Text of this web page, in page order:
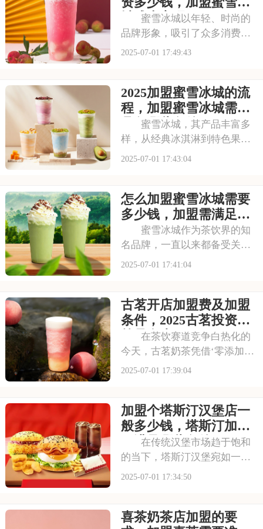
城成本高吗
蜜雪冰城以年轻、时尚的
品牌形象，吸引了众多消费者
的目光。其成熟的运营模式和
冰城需要投入多少费用呢？以
下是开一家蜜雪冰城需要投资
多少钱，加盟蜜雪冰
2025-07-01 17:49:43
2025加盟蜜雪冰城的流
程，加盟蜜雪冰城需要
具备哪些条件
蜜雪冰城，其产品丰富多
样，从经典冰淇淋到特色果
茶，满足不同消费者口味。门
力和市场潜力，让众多投资者
心动不已，那么加盟蜜雪冰城
需要多少费用呢？以下
2025-07-01 17:43:04
怎么加盟蜜雪冰城需要
多少钱，加盟需满足哪
些条件
蜜雪冰城作为茶饮界的知
名品牌，一直以来都备受关
注。它以丰富的产品线和高性
班族，都是蜜雪冰城的忠实粉
丝。那么，加盟蜜雪冰城的费
用究竟是多少呢？下面
2025-07-01 17:41:04
古茗开店加盟费及加盟
条件，2025古茗投资预
算是多少
在茶饮赛道竞争白热化的
今天，古茗奶茶凭借‘零添加、
低糖健康’的差异化定位，深受
要多少钱？下面就来看看古茗
开店加盟费及加盟条件，2025
古茗投资预
2025-07-01 17:39:04
加盟个塔斯汀汉堡店一
般多少钱，塔斯汀加盟
要满足哪些条件
在传统汉堡市场趋于饱和
的当下，塔斯汀汉堡宛如一股
清流，以创新的姿态闯入大众
独特的商业模式所吸引，想要
2025-07-01 17:34:50
喜茶奶茶店加盟的要